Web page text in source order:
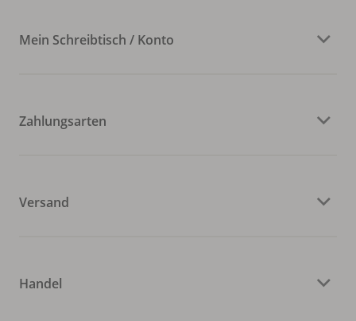
Mein Schreibtisch / Konto
Zahlungsarten
Versand
Handel